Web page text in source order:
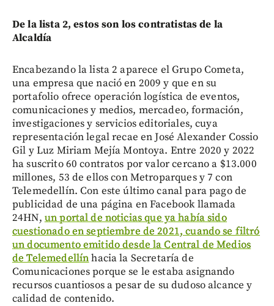
De la lista 2, estos son los contratistas de la
Alcaldía
Encabezando la lista 2 aparece el Grupo Cometa,
una empresa que nació en 2009 y que en su
portafolio ofrece operación logística de eventos,
comunicaciones y medios, mercadeo, formación,
investigaciones y servicios editoriales, cuya
representación legal recae en José Alexander Cossio
Gil y Luz Miriam Mejía Montoya. Entre 2020 y 2022
ha suscrito 60 contratos por valor cercano a $13.000
millones, 53 de ellos con Metroparques y 7 con
Telemedellín. Con este último canal para pago de
publicidad de una página en Facebook llamada
24HN, un portal de noticias que ya había sido
cuestionado en septiembre de 2021, cuando se filtró
un documento emitido desde la Central de Medios
de Telemedellínhacia la Secretaría de
Comunicaciones porque se le estaba asignando
recursos cuantiosos a pesar de su dudoso alcance y
calidad de contenido.